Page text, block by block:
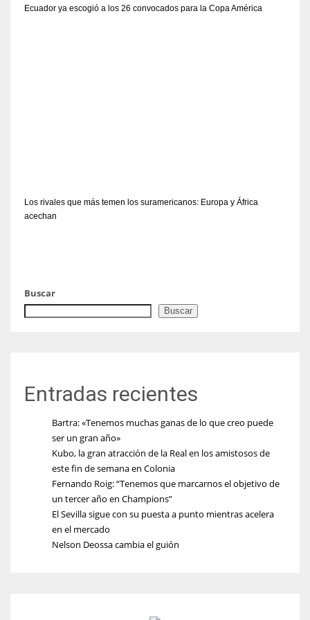
Ecuador ya escogió a los 26 convocados para la Copa América
Los rivales que más temen los suramericanos: Europa y África
acechan
Buscar
Buscar
Entradas recientes
Bartra: «Tenemos muchas ganas de lo que creo puede
ser un gran año»
Kubo, la gran atracción de la Real en los amistosos de
este fin de semana en Colonia
Fernando Roig: “Tenemos que marcarnos el objetivo de
un tercer año en Champions”
El Sevilla sigue con su puesta a punto mientras acelera
en el mercado
Nelson Deossa cambia el guión